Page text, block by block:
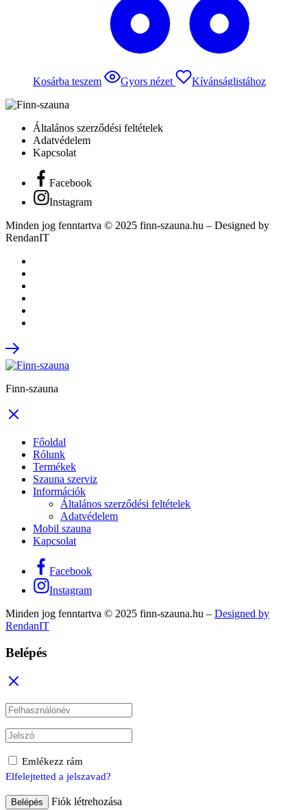
Kosárba teszem Gyors nézet Kívánságlistához
Általános szerződési feltételek
Adatvédelem
Kapcsolat
Facebook
Instagram
Minden jog fenntartva © 2025 finn-szauna.hu – Designed by
RendanIT
Finn-szauna
Főoldal
Rólunk
Termékek
Szauna szerviz
Információk
Általános szerződési feltételek
Adatvédelem
Mobil szauna
Kapcsolat
Facebook
Instagram
Minden jog fenntartva © 2025 finn-szauna.hu – Designed by
RendanIT
Belépés
Emlékezz rám
Elfelejtetted a jelszavad?
Belépés Fiók létrehozása